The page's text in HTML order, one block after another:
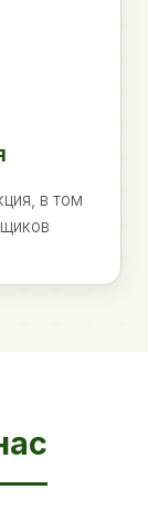
в том